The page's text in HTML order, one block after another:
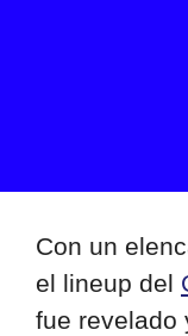
Con un
el lineup del
fue revelado